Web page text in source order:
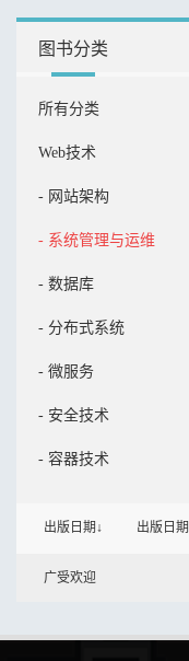
图书分类
所有分类
Web技术
- 网站架构
- 系统管理与运维
- 数据库
- 分布式系统
- 微服务
- 安全技术
- 容器技术
出版日期↓ 出版日
广受欢迎